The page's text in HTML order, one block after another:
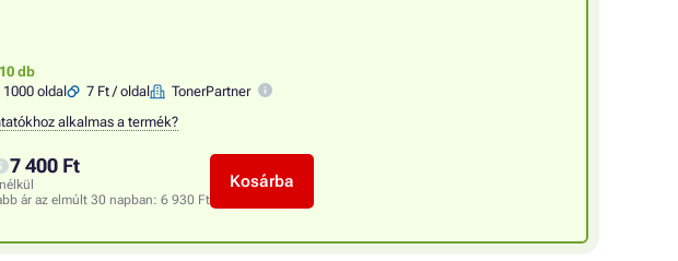
db
1000 oldal 7 Ft / oldal
TonerPartner
alkalmas a termék?
7 400 Ft
ár az elmúlt 30 napban: 6 930 Ft
Kosárba